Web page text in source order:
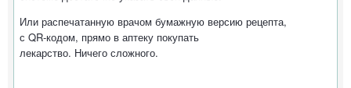
Или распечатанную врачом бумажную версию рецепта,
с QR-кодом, прямо в аптеку покупать
лекарство. Ничего сложного.